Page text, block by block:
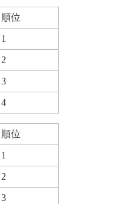
順位
1
2
3
4
順位
1
2
3